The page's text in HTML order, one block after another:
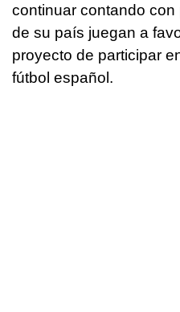
continuar contando
de su país juegan a
proyecto de participar
fútbol español.